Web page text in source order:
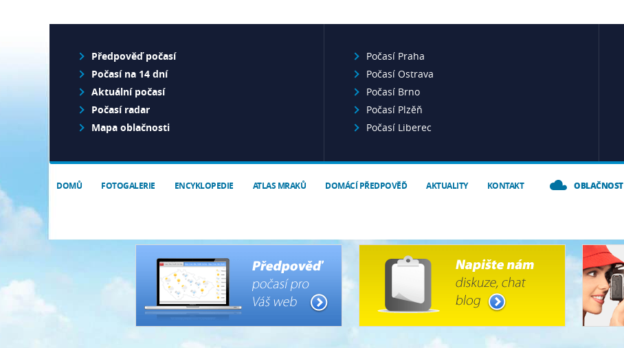
Předpověď počasí
Počasí na 14 dní
Aktuální počasí
Počasí radar
Mapa oblačnosti
Počasí Praha
Počasí Ostrava
Počasí Brno
Počasí Plzěň
Počasí Liberec
DOMŮ FOTOGALERIE ENCYKLOPEDIE ATLAS MRAKŮ DOMÁCÍ PŘEDPOVĚĎ AKTUALITY KONTAKT OBLAČNOST